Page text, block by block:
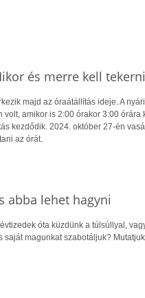
és merre kell
majd az óraátállítás ideje. A
volt, amikor is 2:00 órakor 3:00
kezdődik. 2024. október 27-én
az órát.
abba lehet hagyni
óta küzdünk a túlsúllyal,
saját magunkat szabotáljuk?